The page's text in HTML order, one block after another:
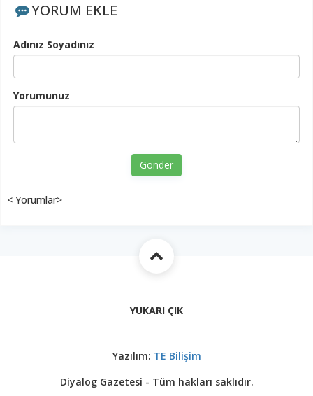
YORUM EKLE
Adınız Soyadınız
Yorumunuz
Gönder
< Yorumlar>
YUKARI ÇIK
Yazılım: TE Bilişim
Diyalog Gazetesi - Tüm hakları saklıdır.